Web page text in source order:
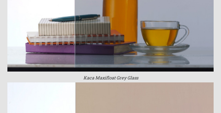
Kaca Maxifloat Grey Glass